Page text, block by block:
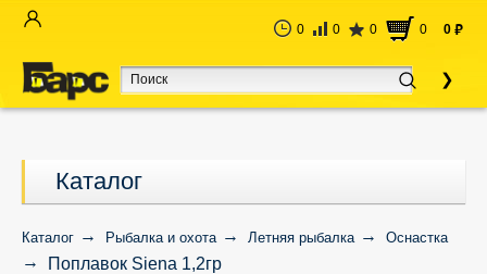
0 0 0 0 0 руб
Каталог
Каталог Рыбалка и охота Летняя рыбалка Оснастка
Поплавок Siena 1,2гр